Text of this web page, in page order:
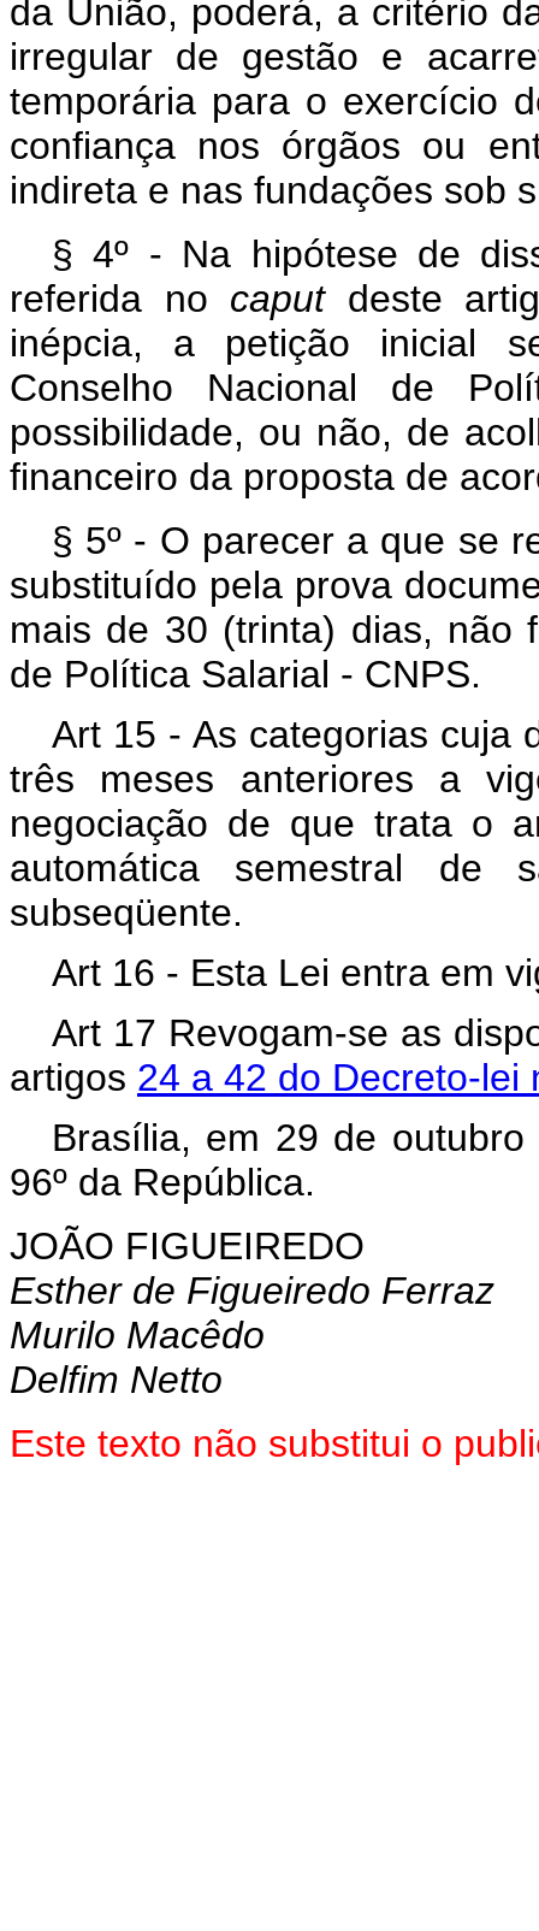
da União, poderá, a critério
irregular de gestão e
temporária para o exercício
confiança nos órgãos ou
indireta e nas fundações sob
§ 4º - Na hipótese de
referida no caput deste
inépcia, a petição inicial
Conselho Nacional de
possibilidade, ou não, de
financeiro da proposta de
§ 5º - O parecer a que se
substituído pela prova
mais de 30 (trinta) dias, não
de Política Salarial - CNPS.
Art 15 - As categorias cuja
três meses anteriores a
negociação de que trata o
automática semestral de
subseqüente.
Art 16 - Esta Lei entra em
Art 17 Revogam-se as
artigos 24 a 42 do Decreto-lei
Brasília, em 29 de
96º da República.
JOÃO FIGUEIREDO
Esther de Figueiredo Ferraz
Murilo Macêdo
Delfim Netto
Este texto não substitui o